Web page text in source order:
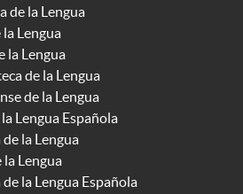
de la Lengua
Lengua
la Lengua
de la Lengua
de la Lengua
Lengua Española
la Lengua
la Lengua
la Lengua Española